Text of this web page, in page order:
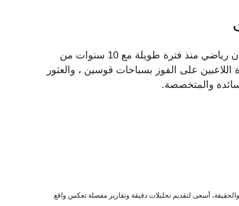
Michael Leboff هو من محبي جزر الجزر منذ فترة طويلة ، ولكنه رهان رياضي منذ فترة طويلة مع 10 سنوات من
على الفوز بسباحات قوسين ، والعثور
والمتخصصة.
أسعى لتقديم تحليلات دقيقة وتقارير مفصلة تعكس واقع